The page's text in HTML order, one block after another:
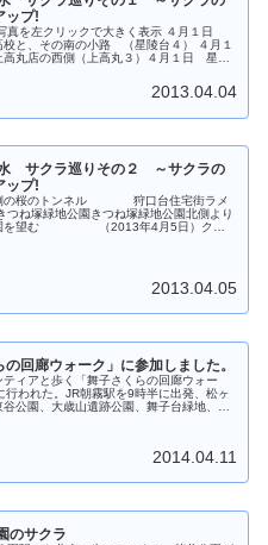
ップ!
真を左クリックで大きく表示 ４月１日
校と、その南の小路 （星陵台４） ４月１
丸店の西側（上高丸３）４月１日 星が
2013.04.04
サクラ巡りその２ ～サクラの
ップ!
の桜のトンネル 狩口台住宅街ラメ
ね塚緑地公園きつね塚緑地公園北側より
園を望む （2013年4月5日）クリ
2013.04.05
の回廊ウォーク」に参加しました。
ィアと歩く「舞子さくらの回廊ウォー
行われた。JR朝霧駅を9時半に出発、松ヶ
谷公園、大歳山遺跡公園、舞子台緑地、苔
2014.04.11
のサクラ